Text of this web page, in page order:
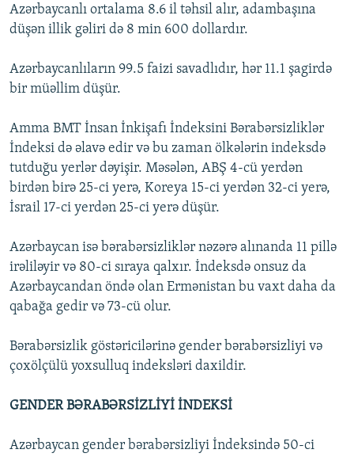
Azərbaycanlı ortalama 8.6 il təhsil alır, adambaşına
düşən illik gəliri də 8 min 600 dollardır.
Azərbaycanlıların 99.5 faizi savadlıdır, hər 11.1 şagirdə
bir müəllim düşür.
Amma BMT İnsan İnkişafı İndeksini Bərabərsizliklər
İndeksi də əlavə edir və bu zaman ölkələrin indeksdə
tutduğu yerlər dəyişir. Məsələn, ABŞ 4-cü yerdən
birdən birə 25-ci yerə, Koreya 15-ci yerdən 32-ci yerə,
İsrail 17-ci yerdən 25-ci yerə düşür.
Azərbaycan isə bərabərsizliklər nəzərə alınanda 11 pillə
irəliləyir və 80-ci sıraya qalxır. İndeksdə onsuz da
Azərbaycandan öndə olan Ermənistan bu vaxt daha da
qabağa gedir və 73-cü olur.
Bərabərsizlik göstəricilərinə gender bərabərsizliyi və
çoxölçülü yoxsulluq indeksləri daxildir.
GENDER BƏRABƏRSİZLİYİ İNDEKSİ
Azərbaycan gender bərabərsizliyi İndeksində 50-ci